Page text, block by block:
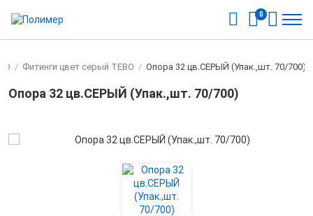
0
/ Фитинги цвет серый TEBO / Опора 32 цв.СЕРЫЙ (Упак.,шт. 70/700)
Опора 32 цв.СЕРЫЙ (Упак.,шт. 70/700)